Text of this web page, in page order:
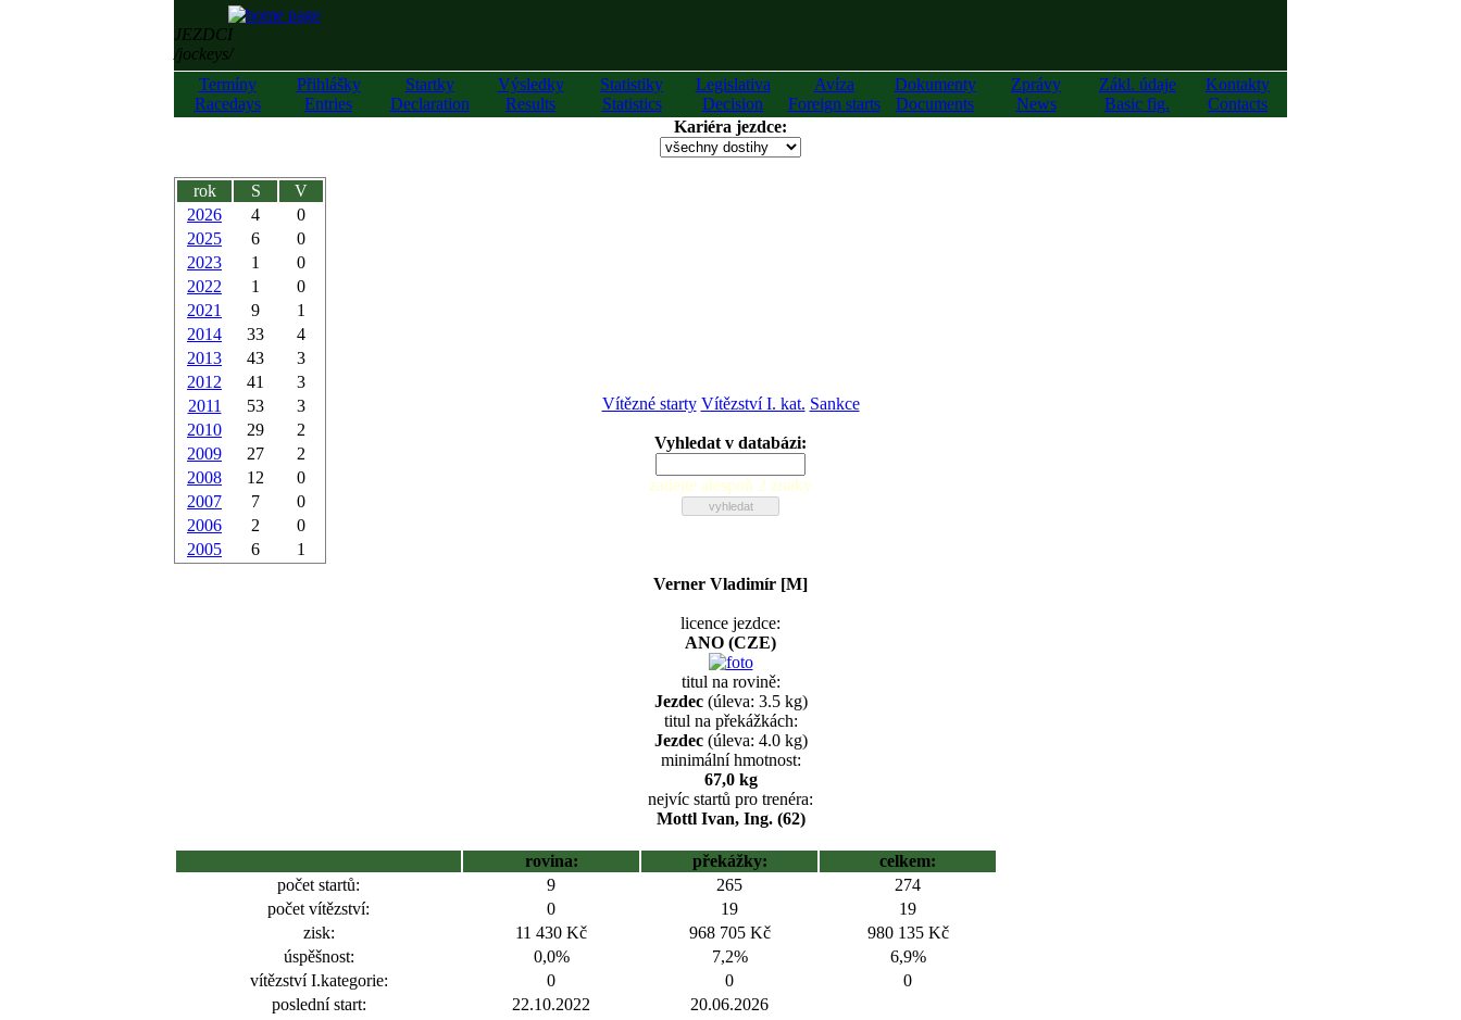
JEZDCI
/jockeys/
Termíny
Racedays
Přihlášky
Entries
Startky
Declaration
Výsledky
Results
Statistiky
Statistics
Legislativa
Decision
Avíza
Foreign starts
Dokumenty
Documents
Zprávy
News
Zákl. údaje
Basic fig.
Kontakty
Contacts
Kariéra jezdce:
rok S
V
2026
4
0
2025
6
0
2023
1
0
2022
1
0
2021
9
1
2014
33
4
2013
43
3
2012
41
3
2011
53
3
2010
29
2
2009
27
2
2008
12
0
2007
7
0
2006
2
0
2005
6 1
Vítězné starty Vítězství I. kat. Sankce
Vyhledat v databázi:
zadejte alespoň 2 znaky
Verner Vladimír [M]
licence jezdce:
ANO (CZE)
titul na rovině:
Jezdec(úleva: 3.5 kg)
titul na překážkách:
Jezdec(úleva: 4.0 kg)
minimální hmotnost:
67,0 kg
nejvíc startů pro trenéra:
Mottl Ivan, Ing. (62)
rovina: překážky:
celkem:
počet startů:
9 265
274
počet vítězství:
0 19
19
zisk:
11 430 Kč 968 705 Kč
980 135 Kč
úspěšnost:
0,0% 7,2%
6,9%
vítězství I.kategorie:
0 0
0
poslední start:
22.10.2022 20.06.2026